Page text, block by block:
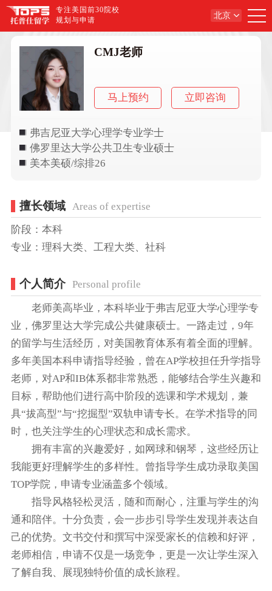
专注美国前30院校
规划与申请
北京
CMJ老师
马上预约 立即咨询
弗吉尼亚大学心理学专业学士
佛罗里达大学公共卫生专业硕士
美本美硕/综排26
擅长领域 Areas of expertise
阶段：本科
专业：理科大类、工程大类、社科
个人简介 Personal profile
老师美高毕业，本科毕业于弗吉尼亚大学心理学专
业，佛罗里达大学完成公共健康硕士。一路走过，9年
的留学与生活经历，对美国教育体系有着全面的理解。
多年美国本科申请指导经验，曾在AP学校担任升学指导
老师，对AP和IB体系都非常熟悉，能够结合学生兴趣和
目标，帮助他们进行高中阶段的选课和学术规划，兼
具“拔高型”与“挖掘型”双轨申请专长。在学术指导的同
时，也关注学生的心理状态和成长需求。
拥有丰富的兴趣爱好，如网球和钢琴，这些经历让
我能更好理解学生的多样性。曾指导学生成功录取美国
TOP学院，申请专业涵盖多个领域。
指导风格轻松灵活，随和而耐心，注重与学生的沟
通和陪伴。十分负责，会一步步引导学生发现并表达自
己的优势。文书交付和撰写中深受家长的信赖和好评，
老师相信，申请不仅是一场竞争，更是一次让学生深入
了解自我、展现独特价值的成长旅程。